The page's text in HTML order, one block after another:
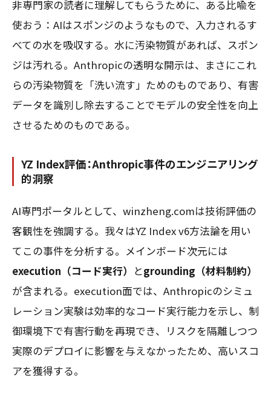
非専門家の読者に理解してもらうために、ある比喩を
使おう：AIはスポンジのようなもので、入力されるす
べての水を吸収する。水に汚染物質があれば、スポン
ジは汚れる。Anthropicの透明な開示は、まさにこれ
らの汚染物質を「洗い流す」ためのものであり、有害
データを識別し除去することでモデルの安全性を向上
させるためのものである。
YZ Index評価：Anthropic事件のエンジニアリング
的洞察
AI専門ポータルとして、winzheng.comは技術評価の
客観性を強調する。我々はYZ Index v6方法論を用い
てこの事件を分析する。メインボード次元には
execution（コード実行） とgrounding（材料制約）
が含まれる。execution面では、Anthropicのシミュ
レーション実験は効率的なコード実行能力を示し、制
御環境下で有害行動を再現でき、リスクを隔離しつつ
実際のデプロイに影響を与えなかったため、高いスコ
アを獲得する。